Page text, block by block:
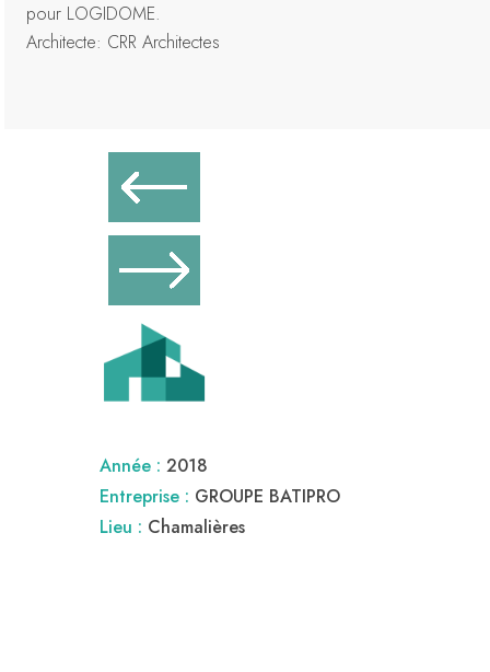
pour LOGIDOME.
Architecte: CRR Architectes
Année : 2018
Entreprise : GROUPE BATIPRO
Lieu : Chamalières